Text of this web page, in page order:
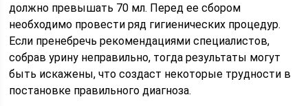
должно превышать 70 мл. Перед ее сбором
необходимо провести ряд гигиенических процедур.
Если пренебречь рекомендациями специалистов,
собрав урину неправильно, тогда результаты могут
быть искажены, что создаст некоторые трудности в
постановке правильного диагноза.